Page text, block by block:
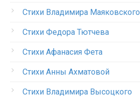
Стихи Владимира Маяковского
Стихи Федора Тютчева
Стихи Афанасия Фета
Стихи Анны Ахматовой
Стихи Владимира Высоцкого